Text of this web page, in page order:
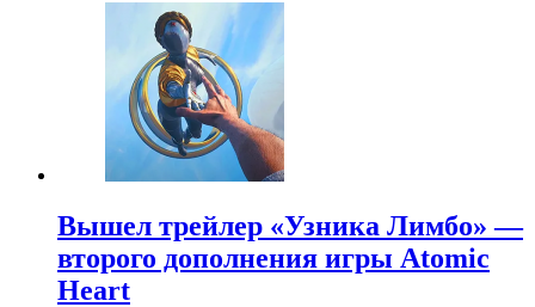
Вышел трейлер «Узника Лимбо» —
второго дополнения игры Atomic
Heart